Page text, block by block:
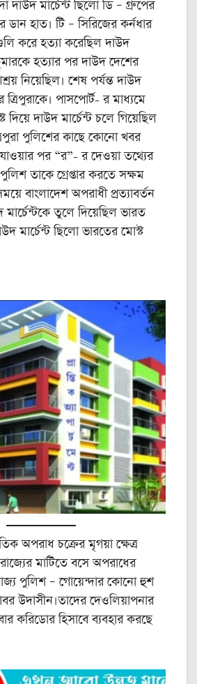
দাউদ মার্চেন্ট ছিলো ডি – গ্রুপের
ডান হাত। টি – সিরিজের কর্নধার
করে হত্যা করেছিল দাউদ
হত্যার পর দাউদ দেশের
নিয়েছিল। শেষ পর্যন্ত দাউদ
ত্রিপুরাকে। পাসপোর্ট- র মাধ্যমে
দাউদ মার্চেন্ট চলে গিয়েছিল
পুলিশের কাছে কোনো খবর
পর “র”- র দেওয়া তথ্যের
পুলিশ তাকে গ্রেপ্তার করতে সক্ষম
বাংলাদেশ অপরাধী প্রত্যাবর্তন
মার্চেন্টকে তুলে দিয়েছিল ভারত
মার্চেন্ট ছিলো ভারতের মোস্ট
অপরাধ চক্রের মৃগয়া ক্ষেত্র
রাজ্যের মাটিতে বসে অপরাধের
পুলিশ – গোয়েন্দার কোনো হুশ
উদাসীন।তাদের দেওলিয়াপনার
করিডোর হিসাবে ব্যবহার করছে